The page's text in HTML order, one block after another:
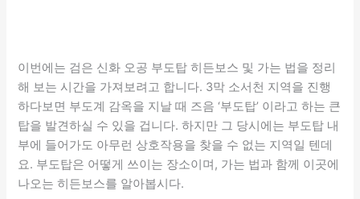
이번에는 검은 신화 오공 부도탑 히든보스 및 가는 법을 정리
해 보는 시간을 가져보려고 합니다. 3막 소서천 지역을 진행
하다보면 부도계 감옥을 지날 때 즈음 ‘부도탑’ 이라고 하는 큰
탑을 발견하실 수 있을 겁니다. 하지만 그 당시에는 부도탑 내
부에 들어가도 아무런 상호작용을 찾을 수 없는 지역일 텐데
요. 부도탑은 어떻게 쓰이는 장소이며, 가는 법과 함께 이곳에
나오는 히든보스를 알아봅시다.